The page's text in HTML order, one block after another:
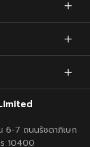
6-7 ถนนรัชดาภิเษก
10400